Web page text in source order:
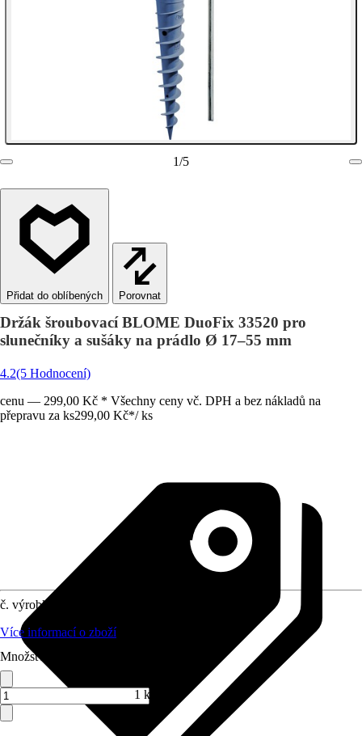
1/5
Porovnat
Držák šroubovací BLOME DuoFix 33520 pro
slunečníky a sušáky na prádlo Ø 17–55 mm
4.2(5 Hodnocení)
cenu — 299,00 Kč * Všechny ceny vč. DPH a bez nákladů na
přepravu za ks299,00 Kč*/ ks
č. výrobku
Více informací o zboží
Množství (ks)
1 ks